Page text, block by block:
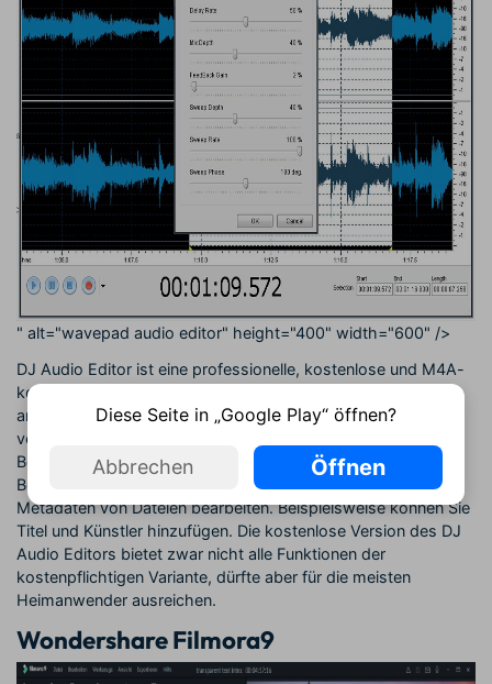
" alt="wavepad audio editor" height="400" width="600" />
DJ Audio Editor ist eine professionelle, kostenlose und M4A-
kompatible Bearbeitungssoftware. Wie bei den meisten
anderen Audiobearbeitungsprogrammen können Sie
verschiedene Filter und Effekte anwenden. Was dieses
Bearbeitungsprogramm besonders macht, ist die separate
Bearbeitung der Audio-Eigenschaften. Sie können die
Metadaten von Dateien bearbeiten. Beispielsweise können Sie
Titel und Künstler hinzufügen. Die kostenlose Version des DJ
Audio Editors bietet zwar nicht alle Funktionen der
kostenpflichtigen Variante, dürfte aber für die meisten
Heimanwender ausreichen.
Wondershare Filmora9
Diese Seite in „Google Play“ öffnen?
Abbrechen Öffnen